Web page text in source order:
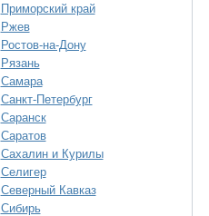
Приморский край
Ржев
Ростов-на-Дону
Рязань
Самара
Санкт-Петербург
Саранск
Саратов
Сахалин и Курилы
Селигер
Северный Кавказ
Сибирь